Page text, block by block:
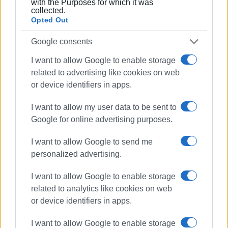
with the Purposes for which it was
collected.
Opted Out
Google consents
I want to allow Google to enable storage
related to advertising like cookies on web
or device identifiers in apps.
I want to allow my user data to be sent to
Google for online advertising purposes.
I want to allow Google to send me
personalized advertising.
I want to allow Google to enable storage
related to analytics like cookies on web
or device identifiers in apps.
I want to allow Google to enable storage
τερματισμούς υπάρχει πρόσβαση σε δημόσιο δρόμο για
να ξεκινήσετε είτε να σταματήσετε
χάρτες.
https://corfumountaintrail.com/
https://www.plotaroute.com/route/851578
Εκ μέρους του Corfu Mountain Trail o Παύλος
μονοπατιών πιστεύουμε ότι βγαίνοντας σταδιακά από
την καραντίνα θα μπορέσουν οι συμπολίτες μας αλλά
και αργότερα οταν το επιτρέψουν οι συνθήκες και οι
επισκέπτες μας, να χαρούν αυτό που τους χαρίζει
απλόχερα η Κερκυραϊκή φύση.
Σχετικά με την διοργάνωση του Corfu Mountain Trail